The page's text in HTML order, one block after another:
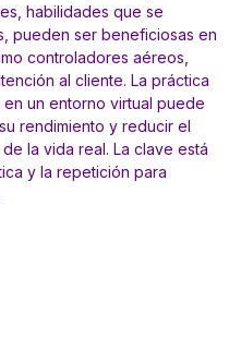
habilidades que se
pueden ser beneficiosas en
controladores aéreos,
al cliente. La práctica
un entorno virtual puede
rendimiento y reducir el
la vida real. La clave está
y la repetición para